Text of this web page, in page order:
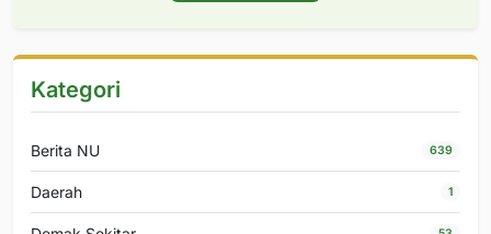
Kategori
Berita NU 639
Daerah 1